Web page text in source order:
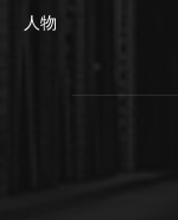
人物